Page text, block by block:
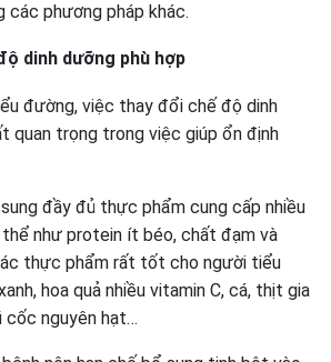
các phương pháp khác.
dinh dưỡng phù hợp
đường, việc thay đổi chế độ dinh
quan trọng trong việc giúp ổn định
đầy đủ thực phẩm cung cấp nhiều
như protein ít béo, chất đạm và
thực phẩm rất tốt cho người tiểu
hoa quả nhiều vitamin C, cá, thịt gia
cốc nguyên hạt…